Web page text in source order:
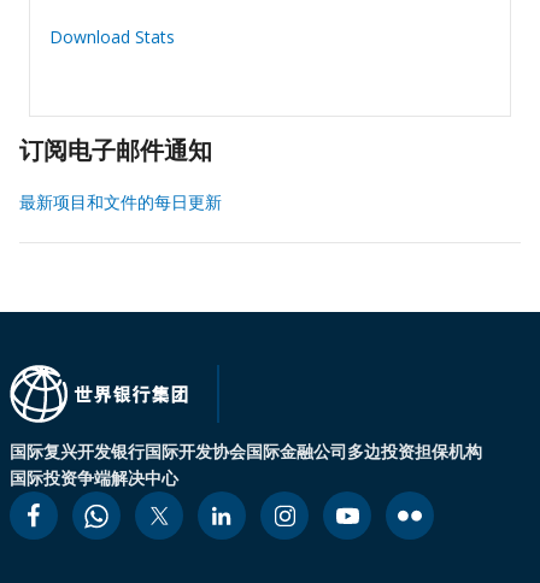
Download Stats
订阅电子邮件通知
最新项目和文件的每日更新
国际复兴开发银行国际开发协会国际金融公司多边投资担保机构
国际投资争端解决中心